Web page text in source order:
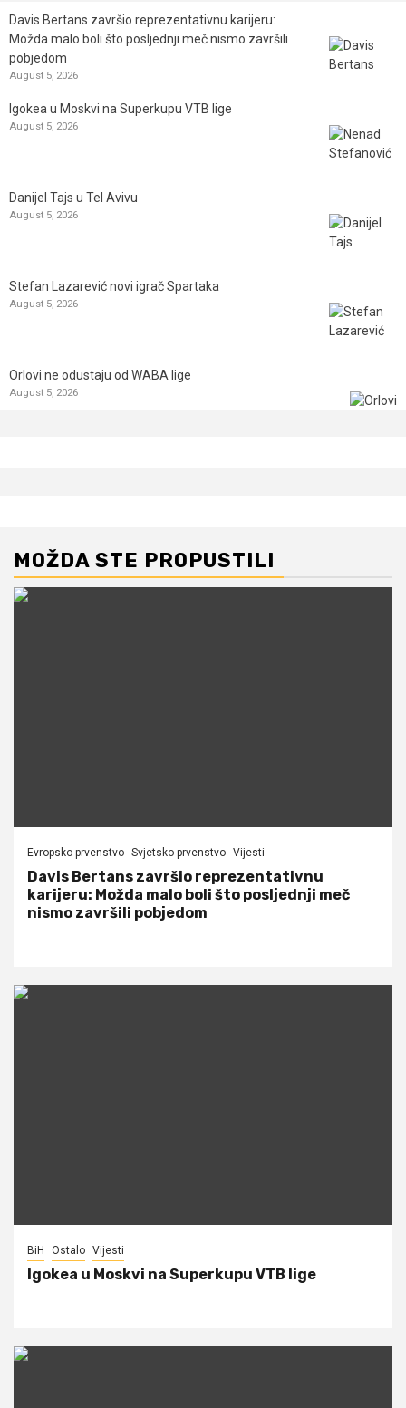
Davis Bertans završio reprezentativnu karijeru:
Možda malo boli što posljednji meč nismo završili
pobjedom
August 5, 2026
Igokea u Moskvi na Superkupu VTB lige
August 5, 2026
Danijel Tajs u Tel Avivu
August 5, 2026
Stefan Lazarević novi igrač Spartaka
August 5, 2026
Orlovi ne odustaju od WABA lige
August 5, 2026
MOŽDA STE PROPUSTILI
Evropsko prvenstvo Svjetsko prvenstvo Vijesti
Davis Bertans završio reprezentativnu
karijeru: Možda malo boli što posljednji meč
nismo završili pobjedom
BiH Ostalo Vijesti
Igokea u Moskvi na Superkupu VTB lige